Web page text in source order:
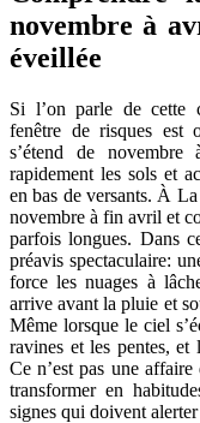
novembre à
éveillée
Si l’on parle de cette
fenêtre de risques est
s’étend de
rapidement les sols et
en bas de versants. À
novembre à fin avril et
parfois longues. Dans
préavis spectaculaire:
force les nuages à
arrive avant la pluie et
Même lorsque le ciel
ravines et les pentes, et
Ce n’est pas une affaire
transformer en
signes qui doivent